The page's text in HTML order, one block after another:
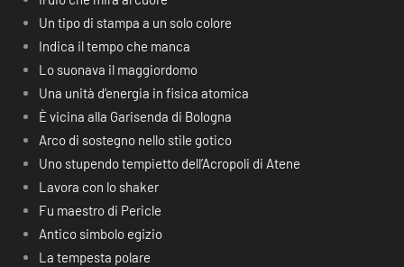
Un tipo di stampa a un solo colore
Indica il tempo che manca
Lo suonava il maggiordomo
Una unità d’energia in fisica atomica
È vicina alla Garisenda di Bologna
Arco di sostegno nello stile gotico
Uno stupendo tempietto dell’Acropoli di Atene
Lavora con lo shaker
Fu maestro di Pericle
Antico simbolo egizio
La tempesta polare